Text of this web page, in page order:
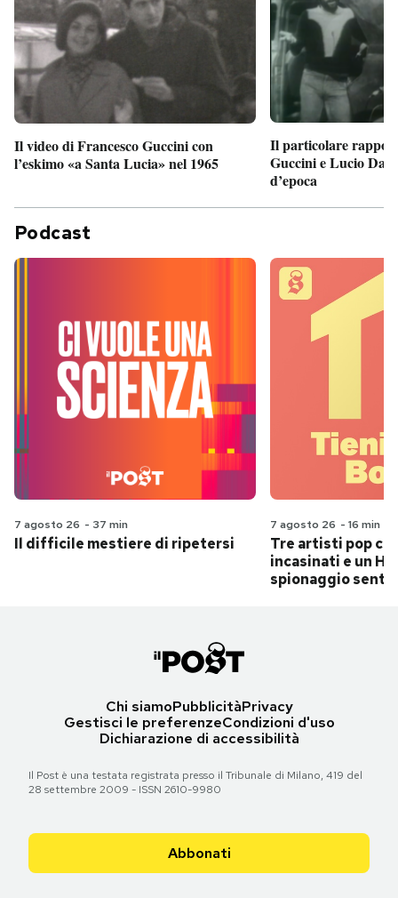
Il video di Francesco Guccini con
l’eskimo «a Santa Lucia» nel 1965
Il particolare
Guccini e Lucio
d’epoca
Podcast
7 agosto 26 - 37 min
Il difficile mestiere di ripetersi
7 agosto 26 - 16 min
Tre artisti pop
incasinati e un
spionaggio
Chi siamoPubblicitàPrivacy
Gestisci le preferenzeCondizioni d'uso
Dichiarazione di accessibilità
Il Post è una testata registrata presso il Tribunale di Milano, 419 del
28 settembre 2009 - ISSN 2610-9980
Abbonati